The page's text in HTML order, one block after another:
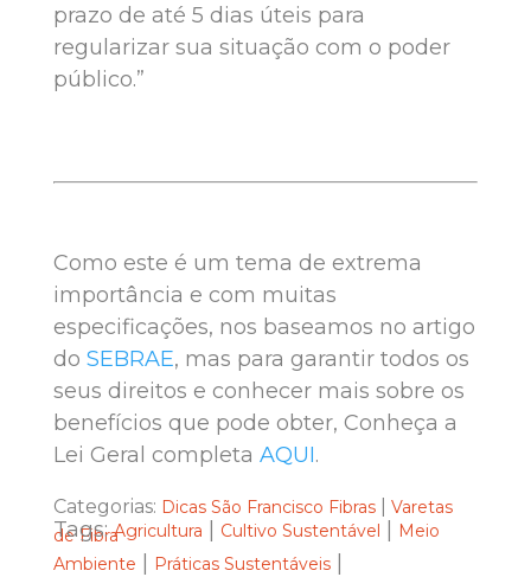
prazo de até 5 dias úteis para
regularizar sua situação com o poder
público.”
Como este é um tema de extrema
importância e com muitas
especificações, nos baseamos no artigo
do SEBRAE, mas para garantir todos os
seus direitos e conhecer mais sobre os
benefícios que pode obter, Conheça a
Lei Geral completa AQUI.
Categorias: Dicas São Francisco Fibras| Varetas
de Fibra
Tags:Agricultura | Cultivo Sustentável | Meio
Ambiente | Práticas Sustentáveis|